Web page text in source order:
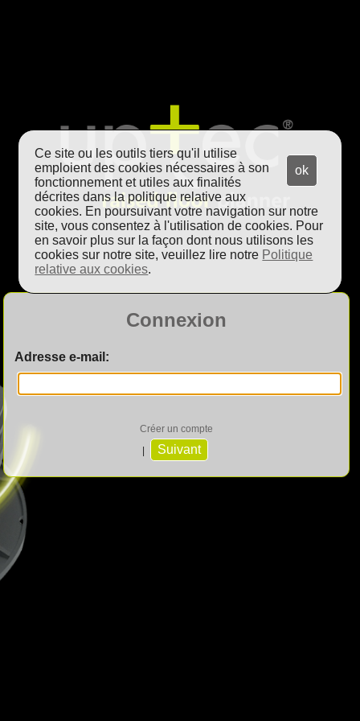
Connexion
Adresse e-mail:
Créer un compte
ok
Ce site ou les outils tiers qu'il utilise
emploient des cookies nécessaires à son
fonctionnement et utiles aux finalités
décrites dans la politique relative aux
cookies. En poursuivant votre navigation sur notre
site, vous consentez à l'utilisation de cookies. Pour
en savoir plus sur la façon dont nous utilisons les
cookies sur notre site, veuillez lire notre Politique
relative aux cookies.